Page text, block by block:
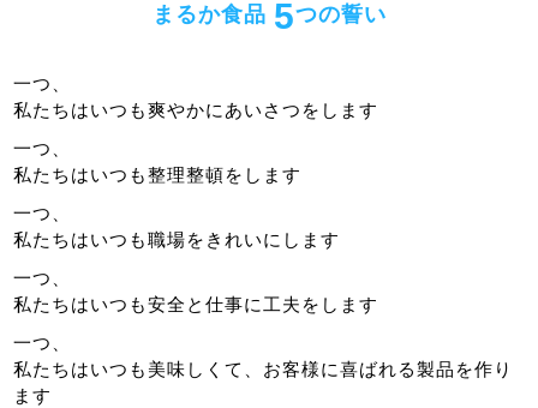
まるか食品 5つの誓い
一つ、
私たちはいつも爽やかにあいさつをします
一つ、
私たちはいつも整理整頓をします
一つ、
私たちはいつも職場をきれいにします
一つ、
私たちはいつも安全と仕事に工夫をします
一つ、
私たちはいつも美味しくて、お客様に喜ばれる製品を作り
ます